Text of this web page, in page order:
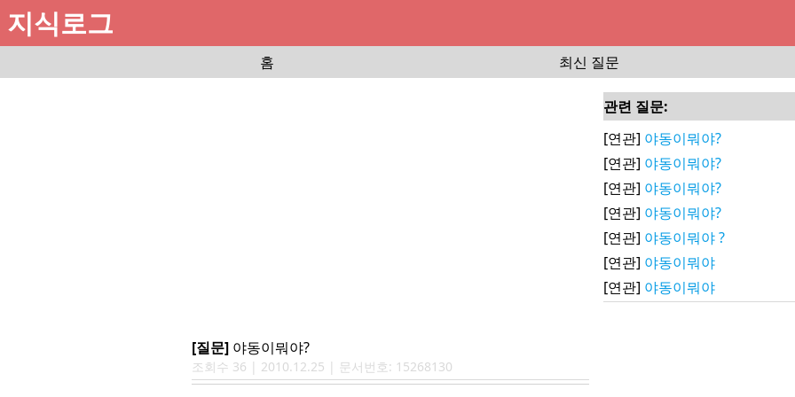
지식로그
홈
최신 질문
[질문] 야동이뭐야?
조회수 36 | 2010.12.25 | 문서번호: 15268130
관련 질문:
[연관] 야동이뭐야?
[연관] 야동이뭐야?
[연관] 야동이뭐야?
[연관] 야동이뭐야?
[연관] 야동이뭐야 ?
[연관] 야동이뭐야
[연관] 야동이뭐야